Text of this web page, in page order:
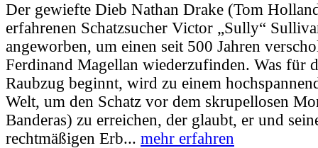
Der gewiefte Dieb Nathan Drake (Tom
erfahrenen Schatzsucher Victor „Sully“
angeworben, um einen seit 500 Jahren
Ferdinand Magellan wiederzufinden. Was für
Raubzug beginnt, wird zu einem
Welt, um den Schatz vor dem skrupellosen
Banderas) zu erreichen, der glaubt, er und
rechtmäßigen Erb... mehr erfahren